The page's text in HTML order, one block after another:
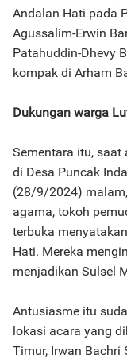
Andalan Hati pada
Agussalim-Erwin
Patahuddin-Dhevy
kompak di Arham
Dukungan warga
Sementara itu,
di Desa Puncak
(28/9/2024)
agama, tokoh
terbuka
Hati. Mereka
menjadikan Sulsel
Antusiasme itu
lokasi acara yang
Timur, Irwan